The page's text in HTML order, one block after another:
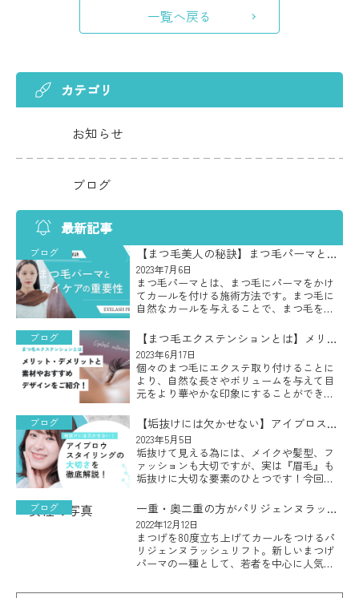
一覧へ戻る
カテゴリ
お知らせ
ブログ
最新記事
ブログ
【まつ毛美人の秘訣】まつ毛パーマとア
イケアの重要性
2023年7月6日
まつ毛パーマとは、まつ毛にパーマをかけ
てカールを付ける施術方法です。まつ毛に
自然なカールを与えることで、まつ毛をよ
することができ、カールがついたまつ毛は
目を大きく見せたり、目力をアッ […]
ブログ
【まつ毛エクステンションとは】メリッ
ト・デメリットと素材やおすすめデザイ
ンをご紹介！
2023年6月17日
個々のまつ毛にエクステ取り付けることに
より、自然な長さやボリュームを与えて目
元をより華やかな印象にすることができる
元に似合う素材やデザインが何なのかわか
らないとお悩みの方も多いのでは […]
ブログ
【垢抜けには欠かせない】アイブロスタ
イリングの大切さを徹底解説！
2023年5月5日
垢抜けて見える為には、メイクや髪型、フ
ァッションも大切ですが、実は『眉毛』も
垢抜けに大切な要素のひとつです！今回
重要な要素となる『眉毛』を整える『アイ
ブロウスタイリング』についてご説 […]
ブログ
一重・奥二重の方がパリジェンヌラッシ
ュリフトを受ける際のポイント
2022年12月12日
まつげを80度立ち上げてカールをつけるパ
リジェンヌラッシュリフト。新しいまつげ
パーマの一種として、若者を中心に人気が
やかで若々しく見えるということから人気